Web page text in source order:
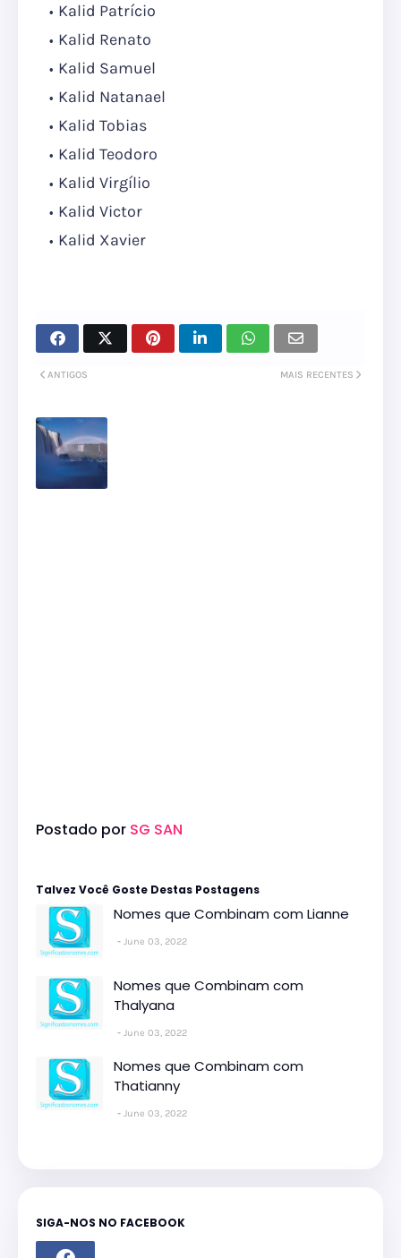
Kalid Patrício
Kalid Renato
Kalid Samuel
Kalid Natanael
Kalid Tobias
Kalid Teodoro
Kalid Virgílio
Kalid Victor
Kalid Xavier
MAIS RECENTES
ANTIGOS
Postado por SG SAN
Talvez Você Goste Destas Postagens
Nomes que Combinam com Lianne
June 03, 2022
Nomes que Combinam com
Thalyana
June 03, 2022
Nomes que Combinam com
Thatianny
June 03, 2022
SIGA-NOS NO FACEBOOK